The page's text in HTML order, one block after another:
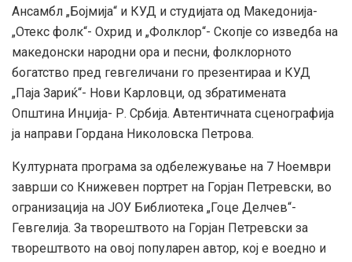
Ансамбл „Бојмија“ и КУД и студијата од Македонија-
„Отекс фолк“- Охрид и „Фолклор“- Скопје со изведба на
македонски народни ора и песни, фолклорното
богатство пред гевгеличани го презентираа и КУД
„Паја Зариќ“- Нови Карловци, од збратимената
Општина Инџија- Р. Србија. Автентичната сценографија
ја направи Гордана Николовска Петрова.
Културната програма за одбележување на 7 Ноември
заврши со Книжевен портрет на Горјан Петревски, во
огранизација на ЈОУ Библиотека „Гоце Делчев“-
Гевгелија. За творештвото на Горјан Петревски за
творештвото на овој популарен автор, кој е воедно и